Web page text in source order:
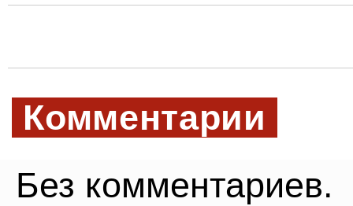
Комментарии
Без комментариев.